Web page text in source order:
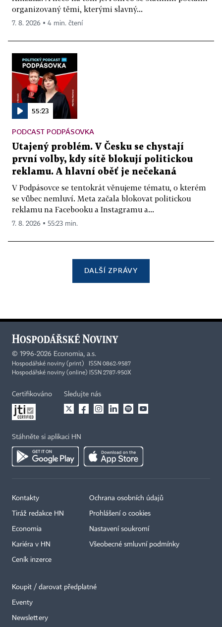
organizovaný těmi, kterými slavný...
7. 8. 2026 ▪ 4 min. čtení
55:23
PODCAST PODPÁSOVKA
Utajený problém. V Česku se chystají
první volby, kdy sítě blokují politickou
reklamu. A hlavní oběť je nečekaná
V Podpásovce se tentokrát věnujeme tématu, o kterém
se vůbec nemluví. Meta začala blokovat politickou
reklamu na Facebooku a Instagramu a...
7. 8. 2026 ▪ 55:23 min.
DALŠÍ ZPRÁVY
© 1996-2026 Economia, a.s.
Hospodářské noviny (print) ISSN 0862-9587
Hospodářské noviny (online) ISSN 2787-950X
Certifikováno Sledujte nás
Stáhněte si aplikaci HN
Kontakty
Tiráž redakce HN
Economia
Kariéra v HN
Ceník inzerce
Ochrana osobních údajů
Prohlášení o cookies
Nastavení soukromí
Všeobecné smluvní podmínky
Koupit / darovat předplatné
Eventy
Newslettery